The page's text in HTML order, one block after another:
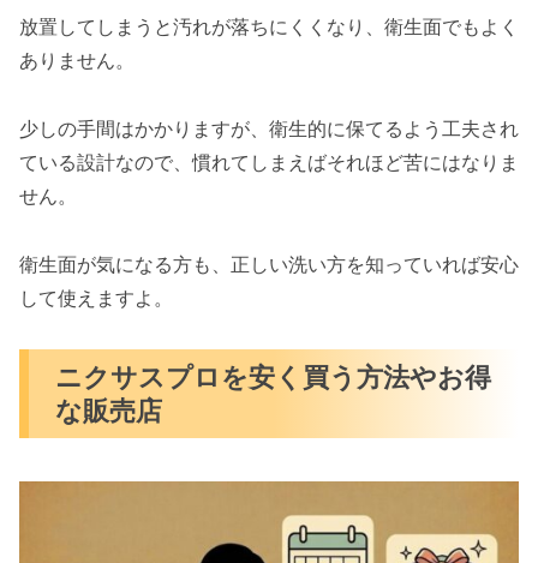
放置してしまうと汚れが落ちにくくなり、衛生面でもよく
ありません。
少しの手間はかかりますが、衛生的に保てるよう工夫され
ている設計なので、慣れてしまえばそれほど苦にはなりま
せん。
衛生面が気になる方も、正しい洗い方を知っていれば安心
して使えますよ。
ニクサスプロを安く買う方法やお得
な販売店